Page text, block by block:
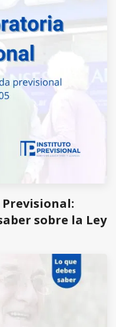
Previsional:
sobre la Ley